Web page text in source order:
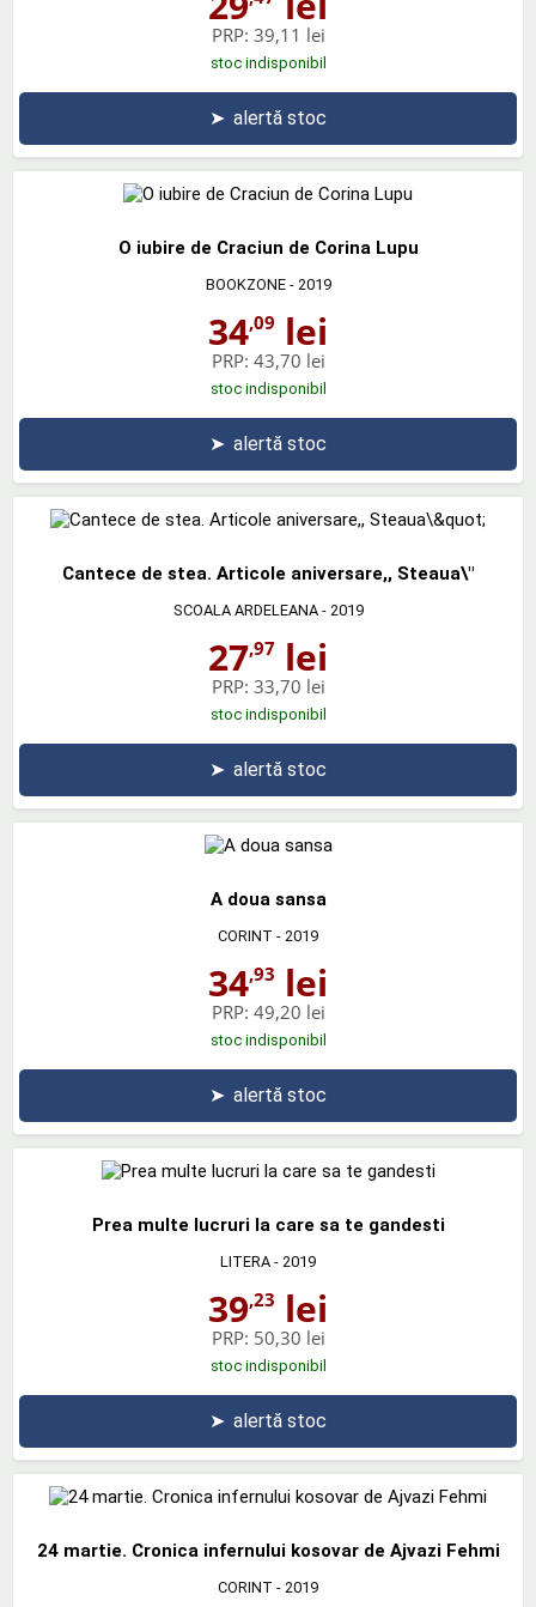
PRP: 39,11 lei
stoc indisponibil
➤ alertă stoc
O iubire de Craciun de Corina Lupu
BOOKZONE- 2019
34,09 lei
PRP: 43,70 lei
stoc indisponibil
➤ alertă stoc
Cantece de stea. Articole aniversare,, Steaua\"
SCOALA ARDELEANA- 2019
27,97 lei
PRP: 33,70 lei
stoc indisponibil
➤ alertă stoc
A doua sansa
CORINT - 2019
34,93 lei
PRP: 49,20 lei
stoc indisponibil
➤ alertă stoc
Prea multe lucruri la care sa te gandesti
LITERA - 2019
39,23 lei
PRP: 50,30 lei
stoc indisponibil
➤ alertă stoc
24 martie. Cronica infernului kosovar de Ajvazi Fehmi
CORINT - 2019